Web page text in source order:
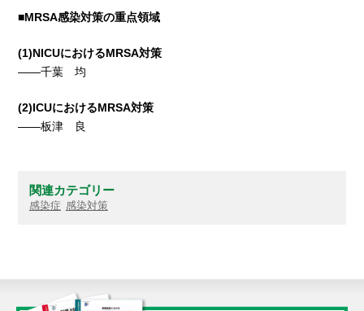
■MRSA感染対策の重点領域
(1)NICUにおけるMRSA対策
――千葉 均
(2)ICUにおけるMRSA対策
――板津 良
関連カテゴリー
感染症 感染対策